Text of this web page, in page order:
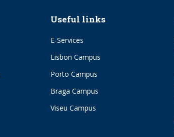
Useful links
E-Services
Lisbon Campus
Porto Campus
Braga Campus
Viseu Campus